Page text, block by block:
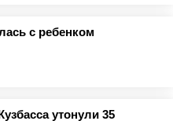
с ребенком
утонули 35